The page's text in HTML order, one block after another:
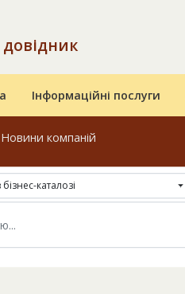
Інформаційні послуги
Новини компаній
каталозі